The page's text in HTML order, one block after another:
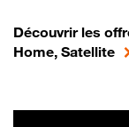
Découvrir les
Home, Satellite